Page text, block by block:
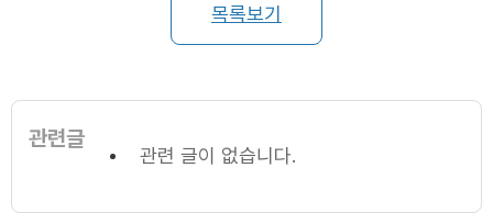
목록보기
관련글
관련 글이 없습니다.